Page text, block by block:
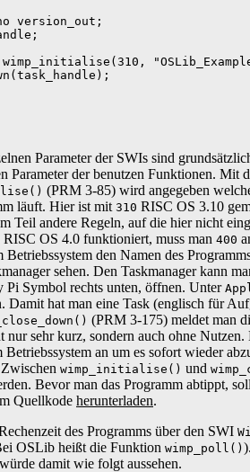
version_out;
Parameter der SWIs sind
Parameter der benutzen Funktionen. Mit
(PRM 3-85) wird angegeben
läuft. Hier ist mit 310 RISC OS 3.10
Teil andere Regeln, auf die hier nicht
OS 4.0 funktioniert, muss man 400
Betriebssystem den Namen des
sehen. Den Taskmanager kann
Pi Symbol rechts unten, öffnen. Unter
Damit hat man eine Task (englisch für
(PRM 3-175) meldet man
nur sehr kurz, sondern auch ohne Nutzen.
Betriebssystem an um es sofort wieder
wimp_initialise() und
Bevor man das Programm abtippt,
Quellkode herunterladen.
des Programms über den SWI
OSLib heißt die Funktion wimp_poll()
damit wie folgt aussehen.